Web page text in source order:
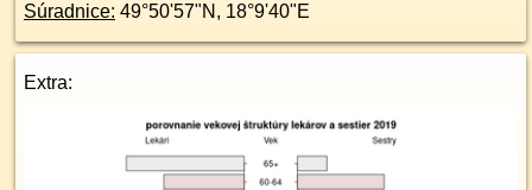
Súradnice: 49°50'57"N , 18°9'40"E
Extra: